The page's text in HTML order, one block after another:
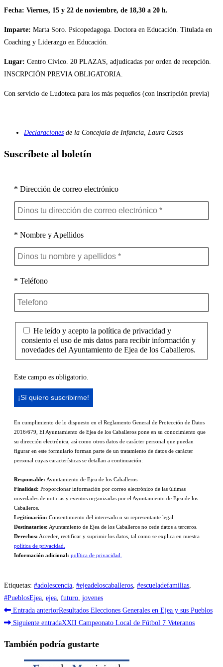
Fecha: Viernes, 15 y 22 de noviembre, de 18,30 a 20 h.
Imparte: Marta Soro. Psicopedagoga. Doctora en Educación. Titulada en
Coaching y Liderazgo en Educación.
Lugar: Centro Cívico. 20 PLAZAS, adjudicadas por orden de recepción.
INSCRPCIÓN PREVIA OBLIGATORIA.
Con servicio de Ludoteca para los más pequeños (con inscripción previa)
Declaraciones de la Concejala de Infancia, Laura Casas
Suscríbete al boletín
* Dirección de correo electrónico
* Nombre y Apellidos
* Teléfono
He leído y acepto la política de privacidad y
consiento el uso de mis datos para recibir información y
novedades del Ayuntamiento de Ejea de los Caballeros.
Este campo es obligatorio.
En cumplimiento de lo dispuesto en el Reglamento General de Protección de Datos
2016/679, El Ayuntamiento de Ejea de los Caballeros pone en su conocimiento que
su dirección electrónica, así como otros datos de carácter personal que puedan
figurar en este formulario forman parte de un tratamiento de datos de carácter
personal cuyas características se detallan a continuación:
Responsable: Ayuntamiento de Ejea de los Caballeros
Finalidad: Proporcionar información por correo electrónico de las últimas
novedades de noticias y eventos organizadas por el Ayuntamiento de Ejea de los
Caballeros.
Legitimación: Consentimiento del interesado o su representante legal.
Destinatarios: Ayuntamiento de Ejea de los Caballeros no cede datos a terceros.
Derechos: Acceder, rectificar y suprimir los datos, tal como se explica en nuestra
política de privacidad.
Información adicional: política de privacidad.
Etiquetas: #adolescencia #ejeadeloscaballeros #escueladefamilias
#PueblosEjea ejea futuro jovenes
Leer
más
artículos
Entrada anteriorResultados Elecciones Generales en Ejea y sus Pueblos
Siguiente entradaXXII Campeonato Local de Fútbol 7 Veteranos
También podría gustarte